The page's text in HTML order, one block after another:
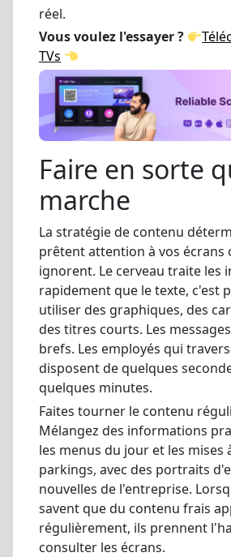
réel.
Vous voulez l'essayer ?
TVs
Faire en sorte
marche
La stratégie de contenu
prêtent attention à vos écrans
ignorent. Le cerveau traite les
rapidement que le texte, c'est
utiliser des graphiques, des
des titres courts. Les
brefs. Les employés qui
disposent de quelques
quelques minutes.
Faites tourner le contenu
Mélangez des informations
les menus du jour et les mises
parkings, avec des portraits
nouvelles de l'entreprise.
savent que du contenu frais
régulièrement, ils prennent
consulter les écrans.